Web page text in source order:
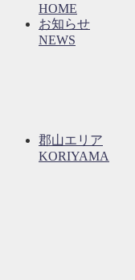
HOME
お知らせ
NEWS
郡山エリア
KORIYAMA